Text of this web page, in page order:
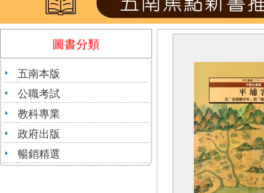
圖書分類
五南本版
公職考試
教科專業
政府出版
暢銷精選